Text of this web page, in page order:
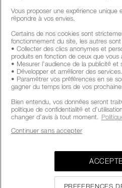
Vous proposer une expérience unique
répondre à vos envies.
Certains de nos cookies sont
fonctionnement du site, les autres
• Collecter des clics anonymes et
produits en fonction de ceux que vous
• Mesurer l’audience de la publicité et
• Développer et améliorer des services.
• Paramétrer vos préférences en se
gagner du temps lors de vos
Bien entendu, vos données seront
politique de confidentialité et
changer d’avis à tout moment.
PREFERENCES
Continuer sans accepter